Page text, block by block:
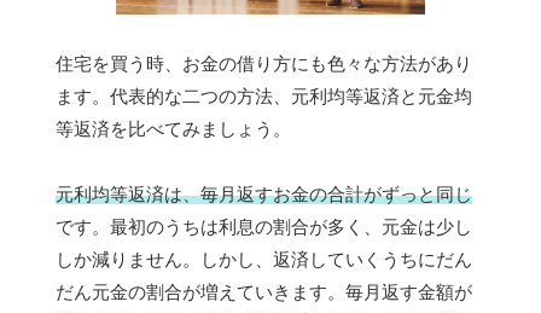
住宅を買う時、お金の借り方にも色々な方法があり
ます。代表的な二つの方法、元利均等返済と元金均
等返済を比べてみましょう。
元利均等返済は、毎月返すお金の合計がずっと同じ
です。最初のうちは利息の割合が多く、元金は少し
しか減りません。しかし、返済していくうちにだん
だん元金の割合が増えていきます。毎月返す金額が